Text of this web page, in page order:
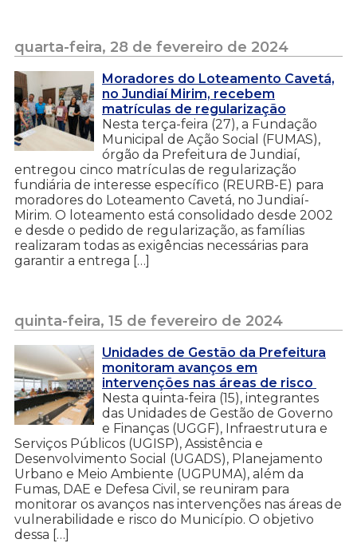
quarta-feira, 28 de fevereiro de 2024
Moradores do Loteamento Cavetá,
no Jundiaí Mirim, recebem
matrículas de regularização
Nesta terça-feira (27), a Fundação
Municipal de Ação Social (FUMAS),
órgão da Prefeitura de Jundiaí,
entregou cinco matrículas de regularização
fundiária de interesse específico (REURB-E) para
moradores do Loteamento Cavetá, no Jundiaí-
Mirim. O loteamento está consolidado desde 2002
e desde o pedido de regularização, as famílias
realizaram todas as exigências necessárias para
garantir a entrega […]
quinta-feira, 15 de fevereiro de 2024
Unidades de Gestão da Prefeitura
monitoram avanços em
intervenções nas áreas de risco
Nesta quinta-feira (15), integrantes
das Unidades de Gestão de Governo
e Finanças (UGGF), Infraestrutura e
Serviços Públicos (UGISP), Assistência e
Desenvolvimento Social (UGADS), Planejamento
Urbano e Meio Ambiente (UGPUMA), além da
Fumas, DAE e Defesa Civil, se reuniram para
monitorar os avanços nas intervenções nas áreas de
vulnerabilidade e risco do Município. O objetivo
dessa […]